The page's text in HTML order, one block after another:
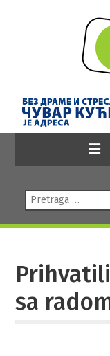
Pretraga:
sa